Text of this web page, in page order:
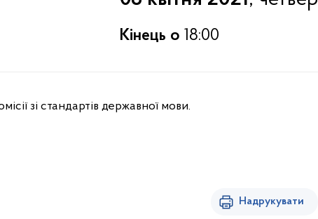
Кінець о 18:00
зі стандартів державної мови.
Надрукувати